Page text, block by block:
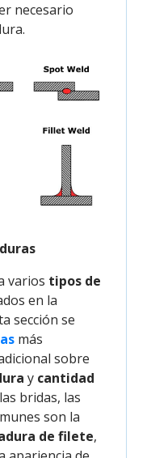
necesario
varios tipos de
en la
sección se
más
sobre
y cantidad
bridas, las
son la
de filete,